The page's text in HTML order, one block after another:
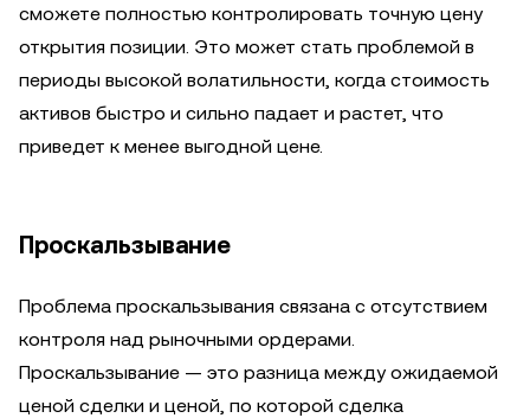
сможете полностью контролировать точную цену
открытия позиции. Это может стать проблемой в
периоды высокой волатильности, когда стоимость
активов быстро и сильно падает и растет, что
приведет к менее выгодной цене.
Проскальзывание
Проблема проскальзывания связана с отсутствием
контроля над рыночными ордерами.
Проскальзывание — это разница между ожидаемой
ценой сделки и ценой, по которой сделка